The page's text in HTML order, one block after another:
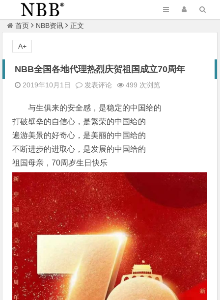
首页 NBB资讯 正文
NBB全国各地代理热烈庆贺祖国成立70周年
2019年10月1日 发表评论 499 次浏览
与生俱来的安全感，是稳定的中国给的
打破壁垒的自信心，是繁荣的中国给的
遍游美景的好奇心，是美丽的中国给的
不断进步的进取心，是发展的中国给的
祖国母亲，70周岁生日快乐
A+